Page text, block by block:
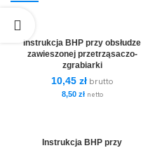
Instrukcja BHP przy obsłudze
zawieszonej przetrząsaczo-
zgrabiarki
10,45 zł brutto
8,50 złnetto
Instrukcja BHP przy